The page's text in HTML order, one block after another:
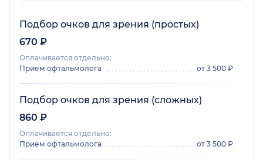
Подбор очков для зрения (простых)
670 ₽
Оплачивается отдельно:
Прием офтальмолога
от 3 500 ₽
Подбор очков для зрения (сложных)
860 ₽
Оплачивается отдельно:
Прием офтальмолога
от 3 500 ₽